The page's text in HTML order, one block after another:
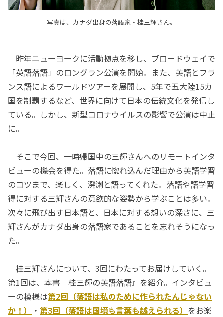
写真は、カナダ出身の落語家・桂三輝さん。
昨年ニューヨークに活動拠点を移し、ブロードウェイで
「英語落語」のロングラン公演を開始。また、英語とフラ
ンス語によるワールドツアーを展開し、5年で五大陸15カ
国を制覇するなど、世界に向けて日本の伝統文化を発信し
ている。しかし、新型コロナウイルスの影響で公演は中止
に。
そこで今回、一時帰国中の三輝さんへのリモートインタ
ビューの機会を得た。落語に惚れ込んだ理由から英語学習
のコツまで、楽しく、溌溂と語ってくれた。落語や語学習
得に対する三輝さんの意欲的な姿勢から学ぶことは多い。
次々に飛び出す日本語と、日本に対する想いの深さに、三
輝さんがカナダ出身の落語家であることを忘れそうになっ
た。
桂三輝さんについて、3回にわたってお届けしていく。
第1回は、本書『桂三輝の英語落語』を紹介。インタビュ
ーの模様は第2回（落語は私のために作られたんじゃない
か！）
・ 第3回（落語は国境も言葉も越えられる） をお楽